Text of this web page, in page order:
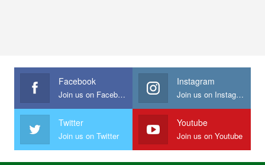
Facebook
Join us on Facebook
Instagram
Join us on Instagram
Twitter
Join us on Twitter
Youtube
Join us on Youtube